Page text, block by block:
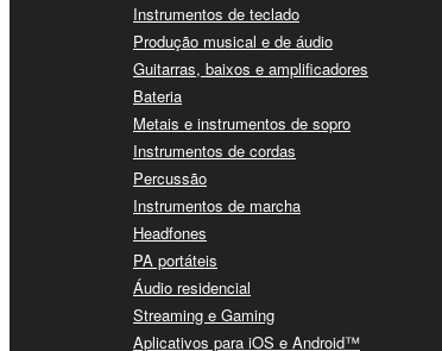
Instrumentos de teclado
Produção musical e de áudio
Guitarras, baixos e amplificadores
Bateria
Metais e instrumentos de sopro
Instrumentos de cordas
Percussão
Instrumentos de marcha
Headfones
PA portáteis
Áudio residencial
Streaming e Gaming
Aplicativos para iOS e Android™